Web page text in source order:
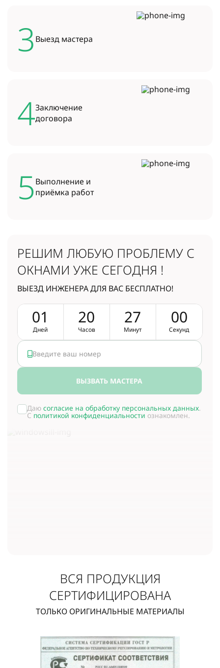
3 Выезд мастера
4Заключение
договора
5Выполнение и
приёмка работ
РЕШИМ ЛЮБУЮ ПРОБЛЕМУ С
ОКНАМИ УЖЕ СЕГОДНЯ !
ВЫЕЗД ИНЖЕНЕРА ДЛЯ ВАС БЕСПЛАТНО!
01
Дней
20
Часов
26
Минут
59
Секунд
ВЫЗВАТЬ МАСТЕРА
Даю согласие на обработку персональных данных.
С политикой конфиденциальности ознакомлен.
ВСЯ ПРОДУКЦИЯ
СЕРТИФИЦИРОВАНА
ТОЛЬКО ОРИГИНАЛЬНЫЕ МАТЕРИАЛЫ